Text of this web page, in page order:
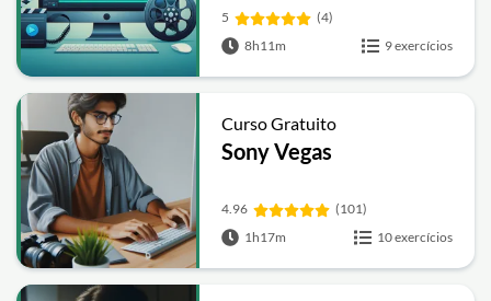
5
(4)
8h11m
9 exercícios
Curso Gratuito
Sony Vegas
4.96
(101)
1h17m
10 exercícios